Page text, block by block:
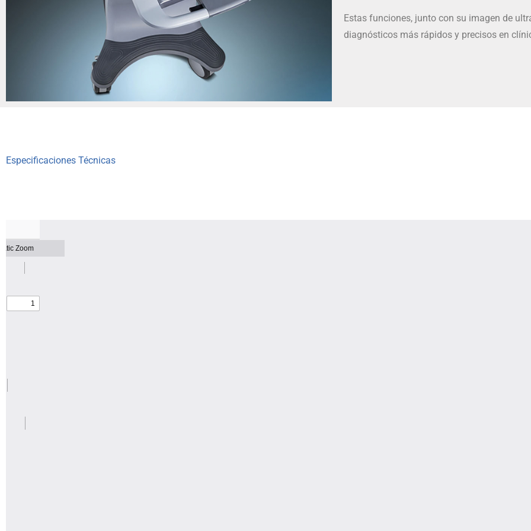
Estas funciones, junto con su imagen de
diagnósticos más rápidos y precisos en
Especificaciones Técnicas